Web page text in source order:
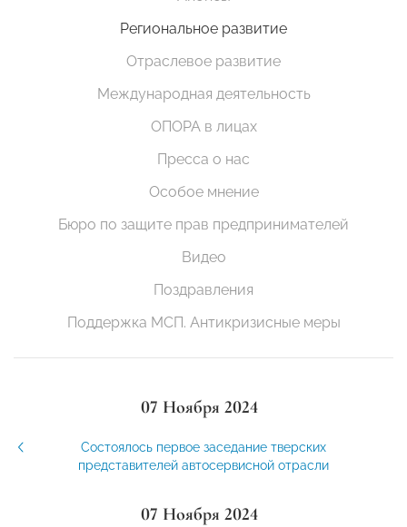
Региональное развитие
Отраслевое развитие
Международная деятельность
ОПОРА в лицах
Пресса о нас
Особое мнение
Бюро по защите прав предпринимателей
Видео
Поздравления
Поддержка МСП. Антикризисные меры
07 Ноября 2024
Состоялось первое заседание тверских
представителей автосервисной отрасли
07 Ноября 2024